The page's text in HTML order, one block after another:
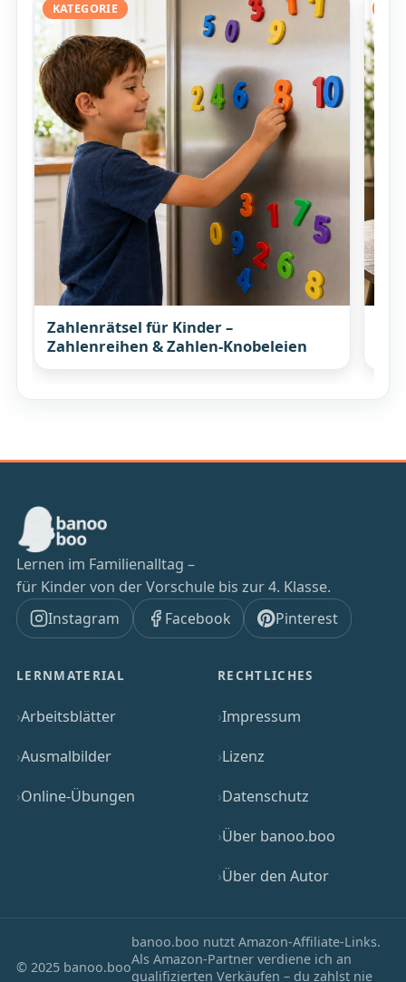
KATEGORIE
Zahlenrätsel für Kinder –
Zahlenreihen & Zahlen-Knobeleien
Lernen im Familienalltag –
für Kinder von der Vorschule bis zur 4. Klasse.
Instagram
Facebook Pinterest
LERNMATERIAL
Arbeitsblätter
Ausmalbilder
Online-Übungen
RECHTLICHES
Impressum
Lizenz
Datenschutz
Über banoo.boo
Über den Autor
© 2025 banoo.boo
banoo.boo nutzt Amazon-Affiliate-Links.
Als Amazon-Partner verdiene ich an
qualifizierten Verkäufen – du zahlst nie